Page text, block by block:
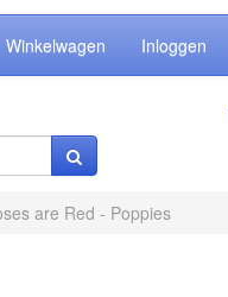
Winkelwagen Inloggen
are Red - Poppies